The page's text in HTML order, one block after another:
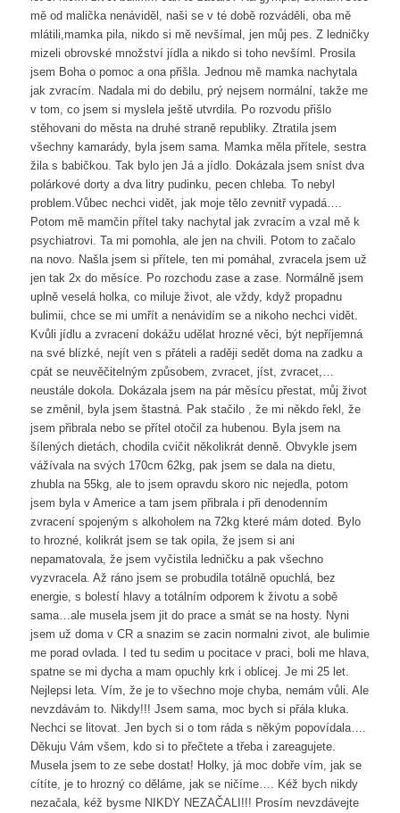
mě od malička nenáviděl, naši se v té době rozváděli, oba mě
mlátili,mamka pila, nikdo si mě nevšímal, jen můj pes. Z ledničky
mizeli obrovské množství jídla a nikdo si toho nevšíml. Prosila
jsem Boha o pomoc a ona přišla. Jednou mě mamka nachytala
jak zvracím. Nadala mi do debilu, prý nejsem normální, takže me
v tom, co jsem si myslela ještě utvrdila. Po rozvodu přišlo
stěhovani do města na druhé straně republiky. Ztratila jsem
všechny kamarády, byla jsem sama. Mamka měla přítele, sestra
žila s babičkou. Tak bylo jen Já a jídlo. Dokázala jsem sníst dva
polárkové dorty a dva litry pudinku, pecen chleba. To nebyl
problem.Vůbec nechci vidět, jak moje tělo zevnitř vypadá….
Potom mě mamčin přítel taky nachytal jak zvracím a vzal mě k
psychiatrovi. Ta mi pomohla, ale jen na chvili. Potom to začalo
na novo. Našla jsem si přítele, ten mi pomáhal, zvracela jsem už
jen tak 2x do měsíce. Po rozchodu zase a zase. Normálně jsem
uplně veselá holka, co miluje život, ale vždy, když propadnu
bulimii, chce se mi umřít a nenávidím se a nikoho nechci vidět.
Kvůli jídlu a zvracení dokážu udělat hrozné věci, být nepříjemná
na své blízké, nejít ven s přáteli a raději sedět doma na zadku a
cpát se neuvěčitelným způsobem, zvracet, jíst, zvracet,…
neustále dokola. Dokázala jsem na pár měsícu přestat, můj život
se změnil, byla jsem štastná. Pak stačilo , že mi někdo řekl, že
jsem přibrala nebo se přítel otočil za hubenou. Byla jsem na
šílených dietách, chodila cvičit několikrát denně. Obvykle jsem
vážívala na svých 170cm 62kg, pak jsem se dala na dietu,
zhubla na 55kg, ale to jsem opravdu skoro nic nejedla, potom
jsem byla v Americe a tam jsem přibrala i při denodenním
zvracení spojeným s alkoholem na 72kg které mám doted. Bylo
to hrozné, kolikrát jsem se tak opila, že jsem si ani
nepamatovala, že jsem vyčistila ledničku a pak všechno
vyzvracela. Až ráno jsem se probudila totálně opuchlá, bez
energie, s bolestí hlavy a totálním odporem k životu a sobě
sama…ale musela jsem jit do prace a smát se na hosty. Nyni
jsem už doma v CR a snazim se zacin normalni zivot, ale bulimie
me porad ovlada. I ted tu sedim u pocitace v praci, boli me hlava,
spatne se mi dycha a mam opuchly krk i oblicej. Je mi 25 let.
Nejlepsi leta. Vím, že je to všechno moje chyba, nemám vůli. Ale
nevzdávám to. Nikdy!!! Jsem sama, moc bych si přála kluka.
Nechci se litovat. Jen bych si o tom ráda s někým popovídala….
Děkuju Vám všem, kdo si to přečtete a třeba i zareagujete.
Musela jsem to ze sebe dostat! Holky, já moc dobře vím, jak se
cítíte, je to hrozný co děláme, jak se ničíme…. Kéž bych nikdy
nezačala, kéž bysme NIKDY NEZAČALI!!! Prosím nevzdávejte